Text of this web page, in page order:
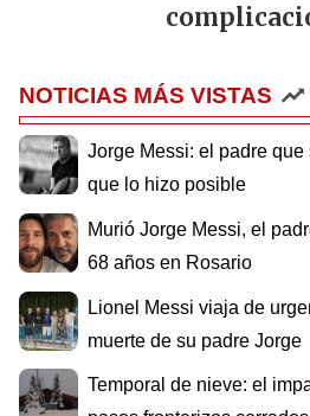
NOTICIAS MÁS VISTAS
Jorge Messi: el padre
que lo hizo posible
Murió Jorge Messi, el
68 años en Rosario
Lionel Messi viaja de
muerte de su padre Jorge
Temporal de nieve: el